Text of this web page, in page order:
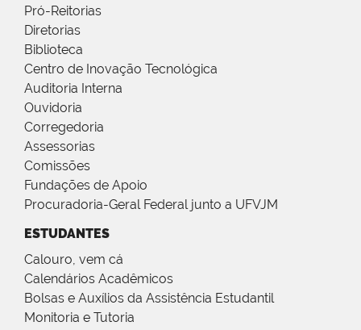
Pró-Reitorias
Diretorias
Biblioteca
Centro de Inovação Tecnológica
Auditoria Interna
Ouvidoria
Corregedoria
Assessorias
Comissões
Fundações de Apoio
Procuradoria-Geral Federal junto a UFVJM
ESTUDANTES
Calouro, vem cá
Calendários Acadêmicos
Bolsas e Auxílios da Assistência Estudantil
Monitoria e Tutoria